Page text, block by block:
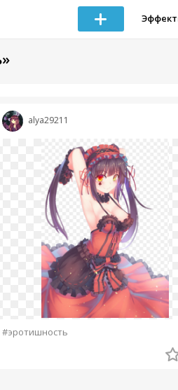
alya29211
#эротишность